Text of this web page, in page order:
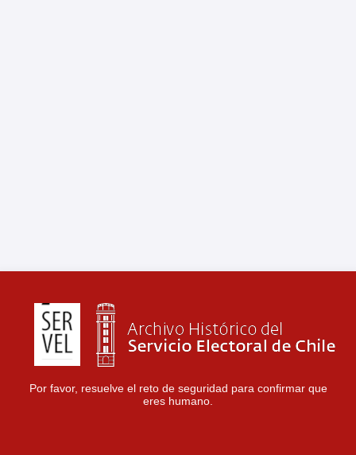
Por favor, resuelve el reto de seguridad para confirmar que
eres humano.